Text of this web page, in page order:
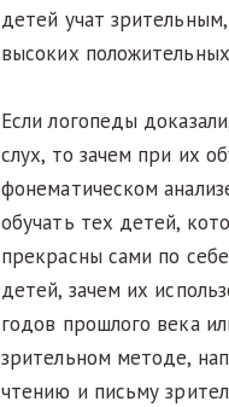
детей учат
высоких
Если логопеды
слух, то зачем при их
фонематическом
обучать тех детей,
прекрасны сами по
детей, зачем их
годов прошлого века
зрительном методе,
чтению и письму